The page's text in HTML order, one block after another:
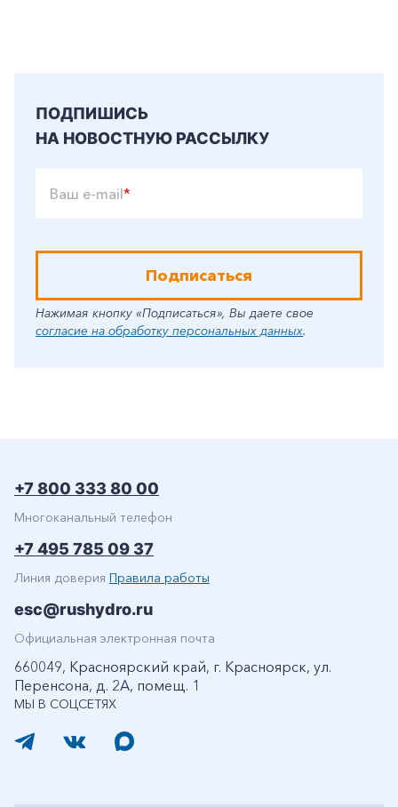
ПОДПИШИСЬ
НА НОВОСТНУЮ РАССЫЛКУ
Ваш e-mail*
Подписаться
Нажимая кнопку «Подписаться», Вы даете свое
согласие на обработку персональных данных.
МЫ В СОЦСЕТЯХ
+7 800 333 80 00
Многоканальный телефон
+7 495 785 09 37
Линия доверия Правила работы
esc@rushydro.ru
Официальная электронная почта
660049, Красноярский край, г. Красноярск, ул.
Перенсона, д. 2А, помещ. 1